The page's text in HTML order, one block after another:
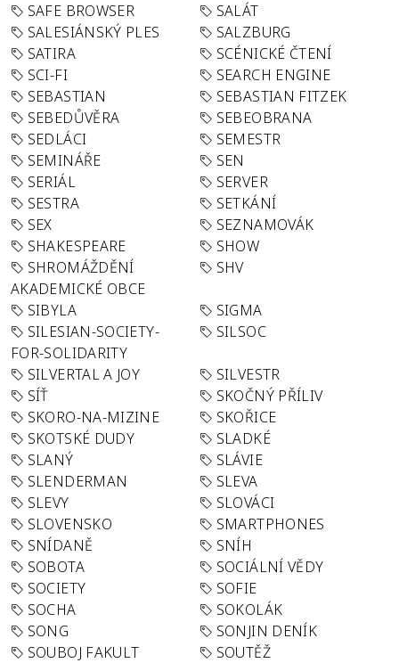
SAFE BROWSER
SALÁT
SALESIÁNSKÝ PLES
SALZBURG
SATIRA
SCÉNICKÉ ČTENÍ
SCI-FI
SEARCH ENGINE
SEBASTIAN
SEBASTIAN FITZEK
SEBEDŮVĚRA
SEBEOBRANA
SEDLÁCI
SEMESTR
SEMINÁŘE
SEN
SERIÁL
SERVER
SESTRA
SETKÁNÍ
SEX
SEZNAMOVÁK
SHAKESPEARE
SHOW
SHROMÁŽDĚNÍ
AKADEMICKÉ OBCE
SHV
SIBYLA
SIGMA
SILESIAN-SOCIETY-
FOR-SOLIDARITY
SILSOC
SILVERTAL A JOY
SILVESTR
SÍŤ
SKOČNÝ PŘÍLIV
SKORO-NA-MIZINE
SKOŘICE
SKOTSKÉ DUDY
SLADKÉ
SLANÝ
SLÁVIE
SLENDERMAN
SLEVA
SLEVY
SLOVÁCI
SLOVENSKO
SMARTPHONES
SNÍDANĚ
SNÍH
SOBOTA
SOCIÁLNÍ VĚDY
SOCIETY
SOFIE
SOCHA
SOKOLÁK
SONG
SONJIN DENÍK
SOUBOJ FAKULT
SOUTĚŽ